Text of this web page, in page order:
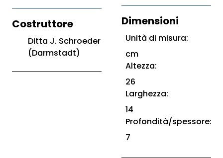
Costruttore
Ditta J. Schroeder
(Darmstadt)
Dimensioni
Unità di misura:
cm
Altezza:
26
Larghezza:
14
Profondità/spessore:
7